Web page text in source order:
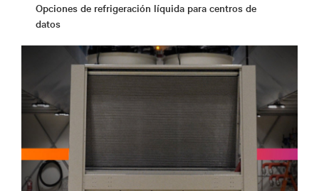
Opciones de refrigeración líquida para centros de
datos